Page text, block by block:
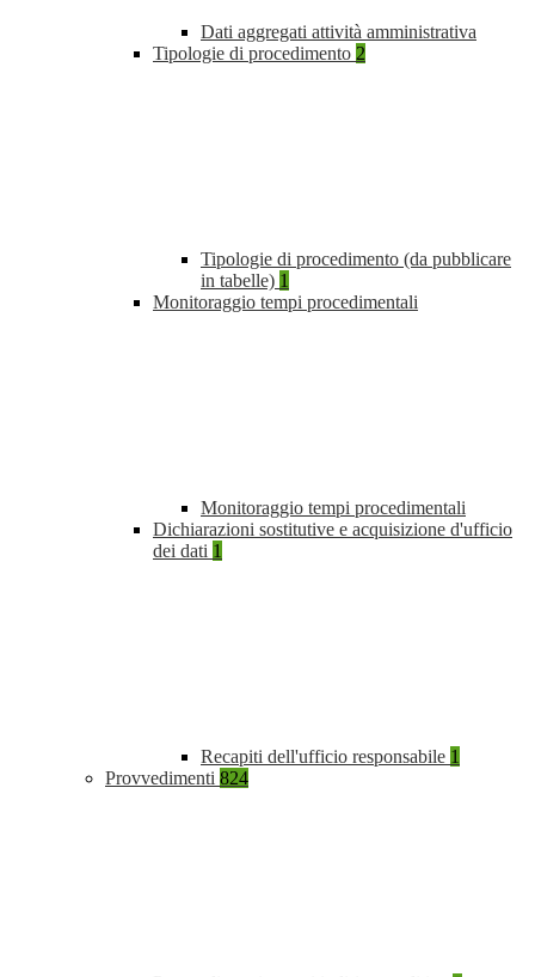
Dati aggregati attività amministrativa
Tipologie di procedimento 2
Tipologie di procedimento (da pubblicare
in tabelle) 1
Monitoraggio tempi procedimentali
Monitoraggio tempi procedimentali
Dichiarazioni sostitutive e acquisizione d'ufficio
dei dati 1
Recapiti dell'ufficio responsabile 1
Provvedimenti 824